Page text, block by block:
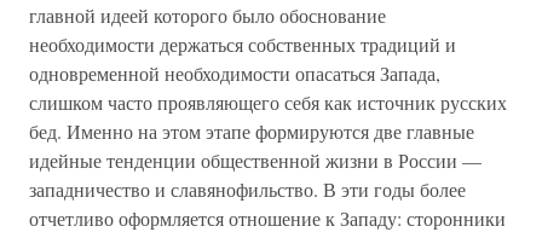
главной идеей которого было обоснование
необходимости держаться собственных традиций и
одновременной необходимости опасаться Запада,
слишком часто проявляющего себя как источник русских
бед. Именно на этом этапе формируются две главные
идейные тенденции общественной жизни в России —
западничество и славянофильство. В эти годы более
отчетливо оформляется отношение к Западу: сторонники